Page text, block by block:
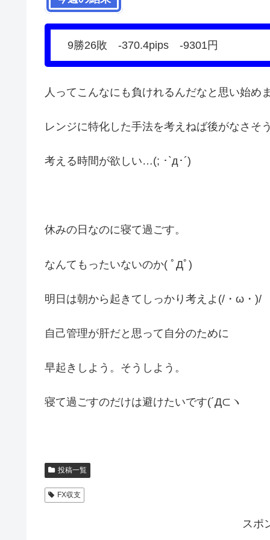
9勝26敗 -370.4pips -9301円
人ってこんなにも負けれるんだなと思い始め
レンジに特化した手法を考えねば後がなさそう
考える時間が欲しい…(; ･`д･´)
休みの日なのに寝て過ごす。
なんてもったいないのか( ﾟДﾟ)
明日は朝から起きてしっかり考えよ(/・ω・)/
自己管理が肝だと思って自分のために
早起きしよう。そうしよう。
寝て過ごすのだけは避けたいです(´Д⊂ヽ
投稿一覧
FX収支
スポ